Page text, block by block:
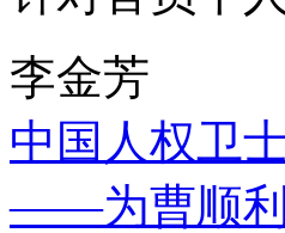
李金芳
中国人权卫
——为曹顺利